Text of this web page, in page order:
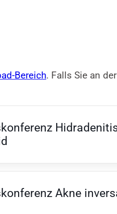
Bereich. Falls Sie an
Akne